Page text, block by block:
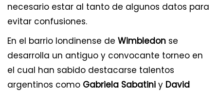
necesario estar al tanto de algunos datos para
evitar confusiones.
En el barrio londinense de Wimbledon se
desarrolla un antiguo y convocante torneo en
el cual han sabido destacarse talentos
argentinos como Gabriela Sabatini y David